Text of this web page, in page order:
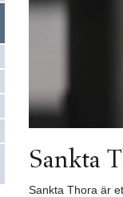
Sankta
Sankta Thora är